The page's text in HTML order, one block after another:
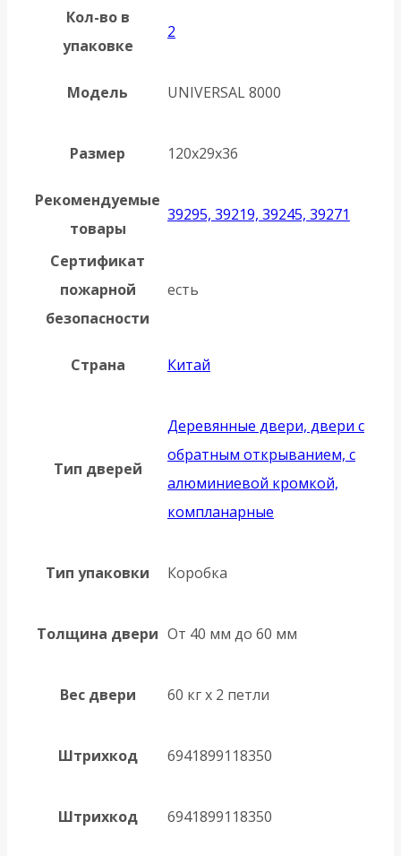
Кол-во в
упаковке
2
Модель UNIVERSAL 8000
Размер 120х29х36
Рекомендуемые
товары
39295, 39219, 39245, 39271
Сертификат
пожарной
безопасности
есть
Страна Китай
Тип дверей
Деревянные двери, двери с
обратным открыванием, с
алюминиевой кромкой,
компланарные
Тип упаковки Коробка
Толщина двери От 40 мм до 60 мм
Вес двери 60 кг х 2 петли
Штрихкод 6941899118350
Штрихкод 6941899118350